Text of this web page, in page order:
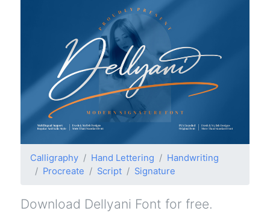
Calligraphy Hand Lettering
Handwriting
Procreate
Script Signature
Download Dellyani Font for free.